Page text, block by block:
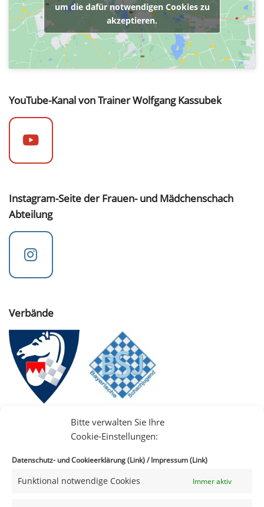
Bitte verwalten Sie Ihre
Cookie-Einstellungen:
Datenschutz- und Cookieerklärung (Link)/Impressum (Link)
Funktional notwendige Cookies Immer aktiv
um die dafür notwendigen Cookies zu
akzeptieren.
YouTube-Kanal von Trainer Wolfgang Kassubek
Instagram-Seite der Frauen- und Mädchenschach
Abteilung
Verbände